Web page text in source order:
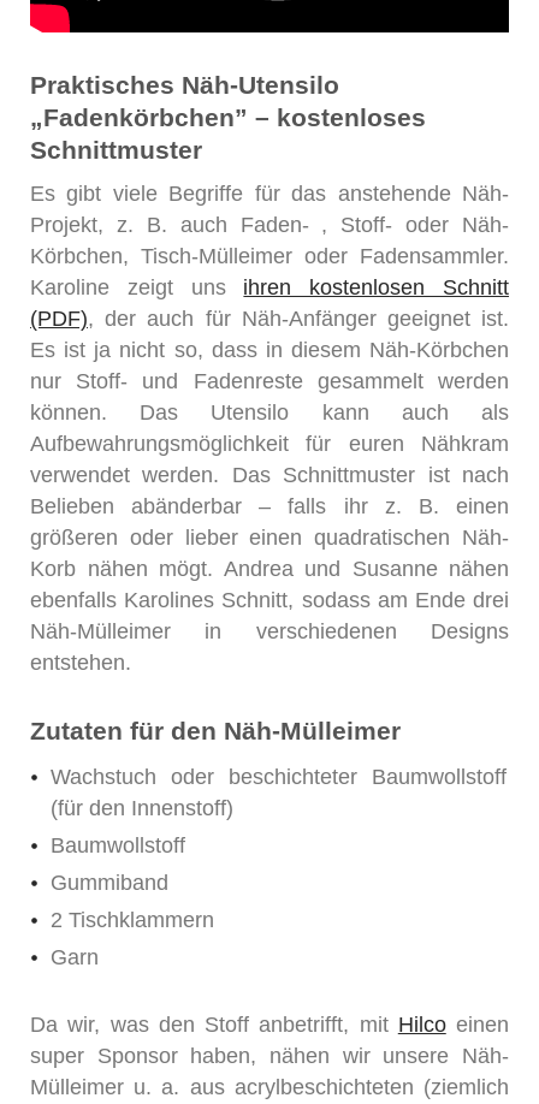
Praktisches Näh-Utensilo
„Fadenkörbchen” – kostenloses
Schnittmuster
Es gibt viele Begriffe für das anstehende Näh-
Projekt, z. B. auch Faden- , Stoff- oder Näh-
Körbchen, Tisch-Mülleimer oder Fadensammler.
Karoline zeigt uns ihren kostenlosen Schnitt
(PDF), der auch für Näh-Anfänger geeignet ist.
Es ist ja nicht so, dass in diesem Näh-Körbchen
nur Stoff- und Fadenreste gesammelt werden
können. Das Utensilo kann auch als
Aufbewahrungsmöglichkeit für euren Nähkram
verwendet werden. Das Schnittmuster ist nach
Belieben abänderbar – falls ihr z. B. einen
größeren oder lieber einen quadratischen Näh-
Korb nähen mögt. Andrea und Susanne nähen
ebenfalls Karolines Schnitt, sodass am Ende drei
Näh-Mülleimer in verschiedenen Designs
entstehen.
Zutaten für den Näh-Mülleimer
Wachstuch oder beschichteter Baumwollstoff
(für den Innenstoff)
Baumwollstoff
Gummiband
2 Tischklammern
Garn
Da wir, was den Stoff anbetrifft, mit Hilcoeinen
super Sponsor haben, nähen wir unsere Näh-
Mülleimer u. a. aus acrylbeschichteten (ziemlich